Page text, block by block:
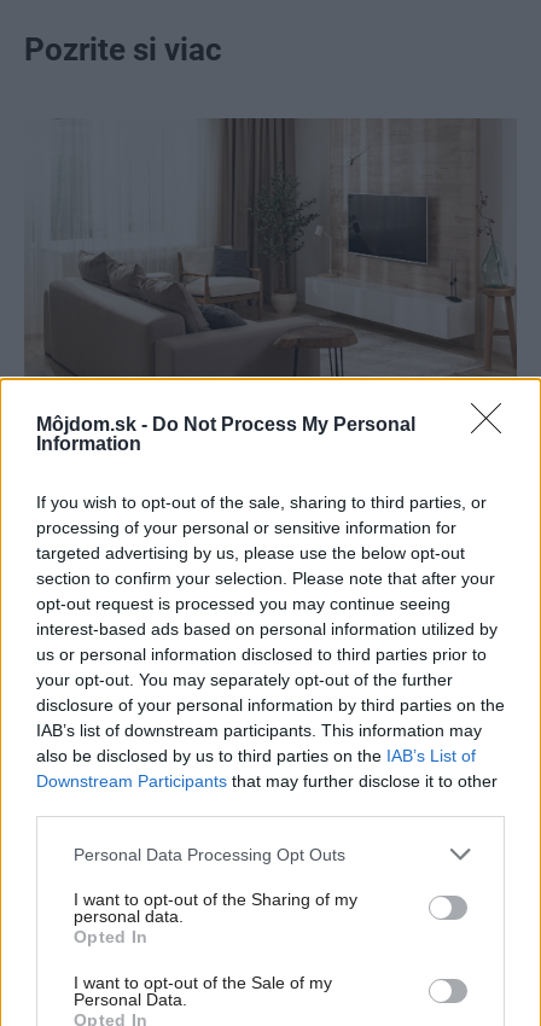
Môjdom.sk - Do Not Process My Personal
Information
If you wish to opt-out of the sale, sharing to third parties, or
processing of your personal or sensitive information for
targeted advertising by us, please use the below opt-out
section to confirm your selection. Please note that after your
opt-out request is processed you may continue seeing
interest-based ads based on personal information utilized by
us or personal information disclosed to third parties prior to
your opt-out. You may separately opt-out of the further
disclosure of your personal information by third parties on the
IAB’s list of downstream participants. This information may
also be disclosed by us to third parties on the IAB’s List of
Downstream Participants that may further disclose it to other
Please note that this website/app uses one or more Google
not limited to your visit or usage behaviour. You may click to
grant or deny consent to Google and its third-party tags to
use your data for below specified purposes in below Google
consent section.
Personal Data Processing Opt Outs
I want to opt-out of the Sharing of my
personal data.
Opted In
I want to opt-out of the Sale of my
Personal Data.
Opted In
Pozrite si viac
radšej vyhnite. Týchto 7 vecí robí vašu
obývačku zastaralou
Deti už odrástli, tak si rodičia vytvorili dom
podľa seba. Majú perfektné bývanie pre
svoj život i pre vnúčatá